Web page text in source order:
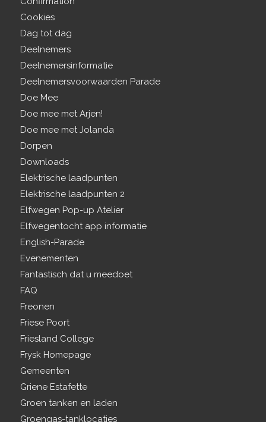
Cookies
Dag tot dag
Deelnemers
Deelnemersinformatie
Deelnemersvoorwaarden Parade
Doe Mee
Doe mee met Arjen!
Doe mee met Jolanda
Dorpen
Downloads
Elektrische laadpunten
Elektrische laadpunten 2
Elfwegen Pop-up Atelier
Elfwegentocht app informatie
English-Parade
Evenementen
Fantastisch dat u meedoet
FAQ
Freonen
Friese Poort
Friesland College
Frysk Homepage
Gemeenten
Griene Estafette
Groen tanken en laden
Groengas-tanklocaties